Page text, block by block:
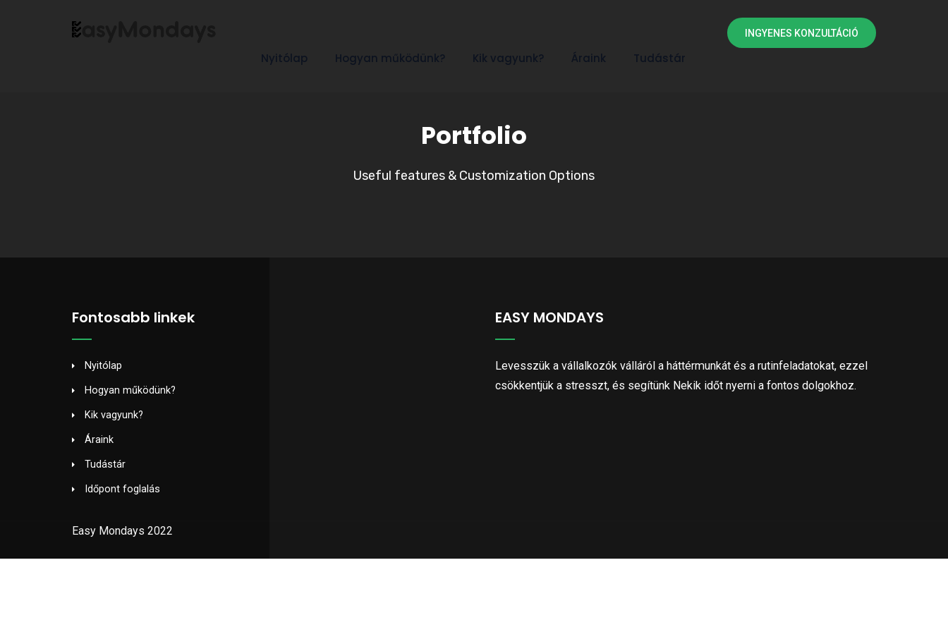
INGYENES KONZULTÁCIÓ
Nyitólap Hogyan működünk? Kik vagyunk? Áraink Tudástár
Portfolio
Useful features & Customization Options
Fontosabb linkek
Nyitólap
Hogyan működünk?
Kik vagyunk?
Áraink
Tudástár
Időpont foglalás
EASY MONDAYS
Levesszük a vállalkozók válláról a háttérmunkát és a rutinfeladatokat, ezzel
csökkentjük a stresszt, és segítünk Nekik időt nyerni a fontos dolgokhoz.
Easy Mondays 2022